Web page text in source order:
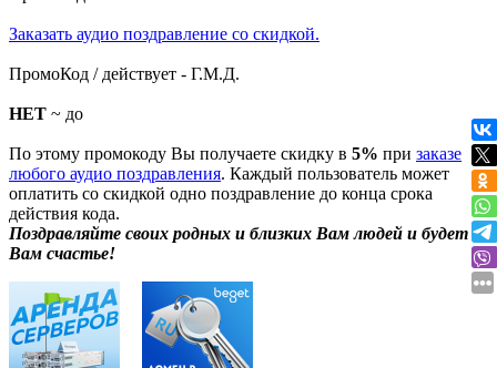
Заказать аудио поздравление со скидкой.
ПромоКод / действует - Г.М.Д.
НЕТ ~ до
По этому промокоду Вы получаете скидку в 5% при заказе
любого аудио поздравления. Каждый пользователь может
оплатить со скидкой одно поздравление до конца срока
действия кода.
Поздравляйте своих родных и близких Вам людей и будет
Вам счастье!